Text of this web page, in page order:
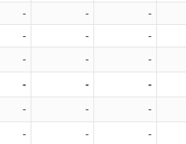
- - -
- - -
- - -
- - -
- - -
- - -